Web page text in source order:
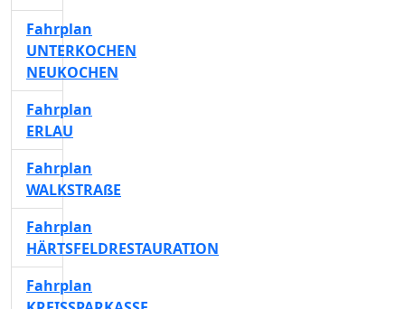
Fahrplan
UNTERKOCHEN
NEUKOCHEN
Fahrplan
ERLAU
Fahrplan
WALKSTRAßE
Fahrplan
HÄRTSFELDRESTAURATION
Fahrplan